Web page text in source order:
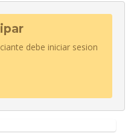
debe iniciar sesion